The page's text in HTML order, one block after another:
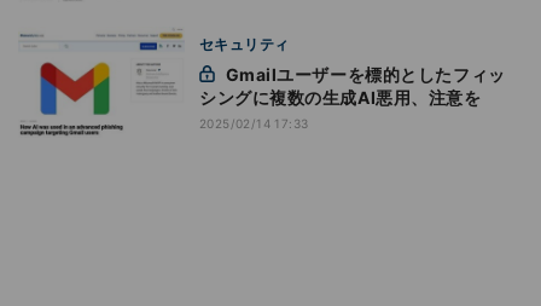
セキュリティ
シングに複数の生成AI悪用、注意を
2025/02/14 17:33